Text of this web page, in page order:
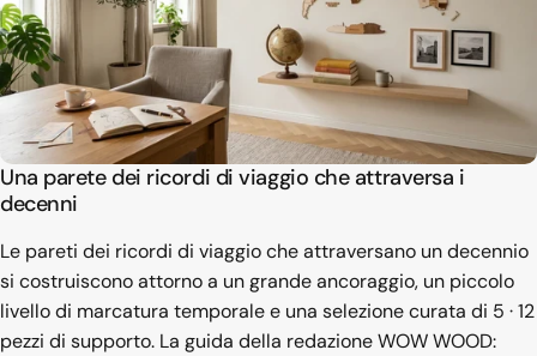
Una parete dei ricordi di viaggio che attraversa i
decenni
Le pareti dei ricordi di viaggio che attraversano un decennio
si costruiscono attorno a un grande ancoraggio, un piccolo
livello di marcatura temporale e una selezione curata di 5 · 12
pezzi di supporto. La guida della redazione WOW WOOD: